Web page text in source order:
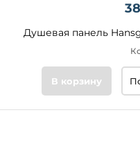
Душевая панель
В корзину